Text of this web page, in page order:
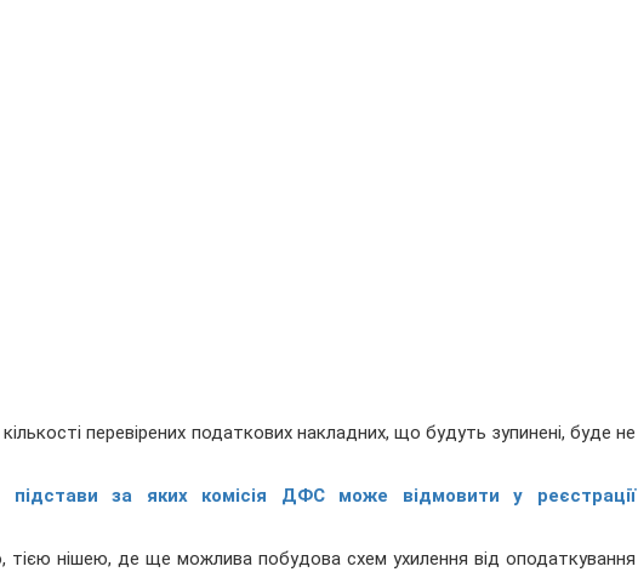
перевірених податкових накладних, що будуть зупинені, буде не
підстави за яких комісія ДФС може відмовити у реєстрації
нішею, де ще можлива побудова схем ухилення від оподаткування